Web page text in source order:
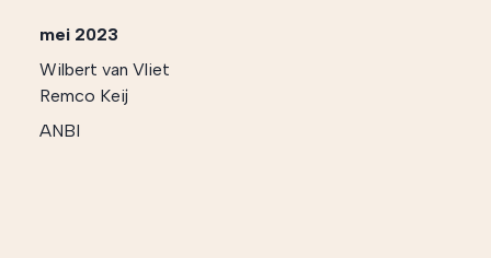
mei 2023
Wilbert van Vliet
Remco Keij
ANBI